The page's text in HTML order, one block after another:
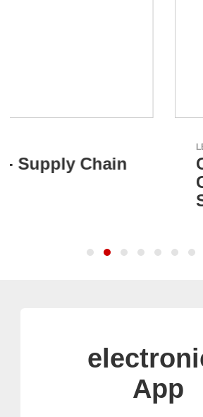
Original Push-
Connector –
App